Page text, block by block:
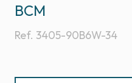
Ref. 3405-90B6W-34
BCM